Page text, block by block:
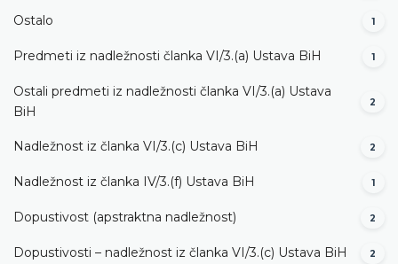
Ostalo 1
Predmeti iz nadležnosti članka VI/3.(a) Ustava BiH 1
Ostali predmeti iz nadležnosti članka VI/3.(a) Ustava
BiH
2
Nadležnost iz članka VI/3.(c) Ustava BiH 2
Nadležnost iz članka IV/3.(f) Ustava BiH 1
Dopustivost (apstraktna nadležnost) 2
Dopustivosti – nadležnost iz članka VI/3.(c) Ustava BiH 2